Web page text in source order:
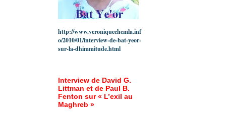
http://www.veroniquechemla.inf
o/2010/01/interview-de-bat-yeor-
sur-la-dhimmitude.html
Interview de David G.
Littman et de Paul B.
Fenton sur « L’exil au
Maghreb »